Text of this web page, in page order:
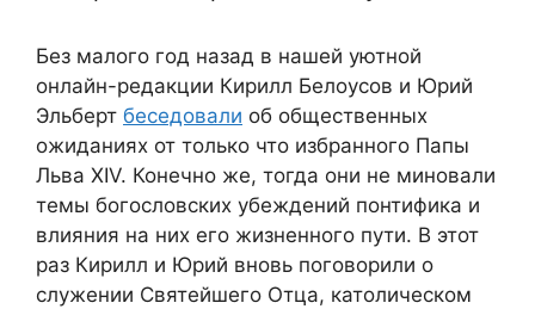
Без малого год назад в нашей уютной
онлайн-редакции Кирилл Белоусов и Юрий
Эльберт беседовали об общественных
ожиданиях от только что избранного Папы
Льва XIV. Конечно же, тогда они не миновали
темы богословских убеждений понтифика и
влияния на них его жизненного пути. В этот
раз Кирилл и Юрий вновь поговорили о
служении Святейшего Отца, католическом